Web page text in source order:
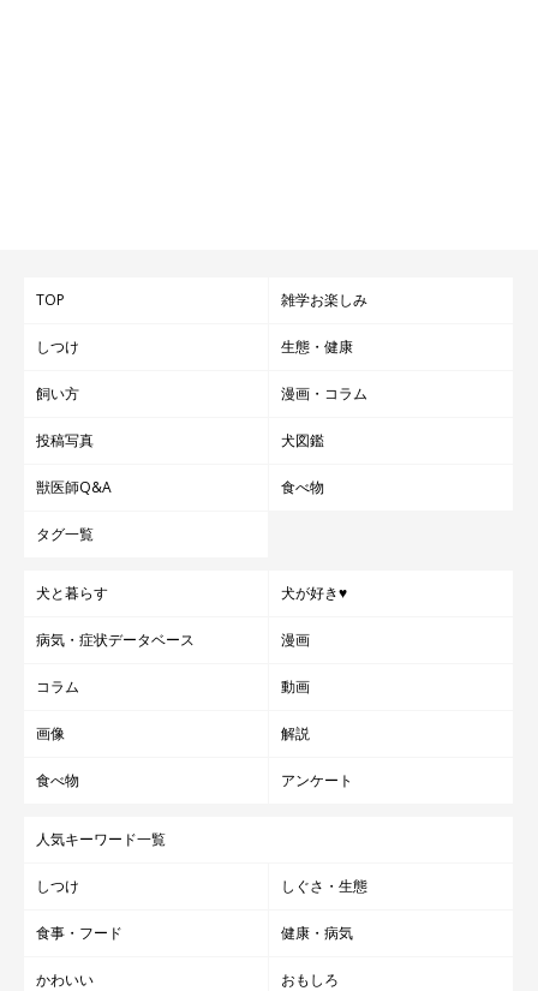
最後に、現在のおもちちゃんへの思いについて、飼い主さんはこ
飼い主さん：
たように、もちにもこの家に来て良かった、幸せだなって思って
もらえるよう、愛情をたくさん注いで暮らしていきたいと思いま
写真提供・取材協力／ @__cogi_omochi12
取材・文／COCO
2025年5月時点の情報であり、現在と異なる場合があります。
TOP 雑学お楽しみ
しつけ 生態・健康
飼い方 漫画・コラム
投稿写真 犬図鑑
獣医師Q&A 食べ物
タグ一覧
犬と暮らす 犬が好き♥
病気・症状データベース 漫画
コラム 動画
画像 解説
食べ物 アンケート
人気キーワード一覧
しつけ しぐさ・生態
食事・フード 健康・病気
かわいい おもしろ